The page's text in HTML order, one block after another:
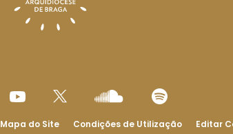
Mapa do Site Condições de Utilização Editar